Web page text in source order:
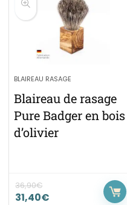
BLAIREAU RASAGE
Blaireau de rasage
Pure Badger en bois
d’olivier
36,90€
31,40€